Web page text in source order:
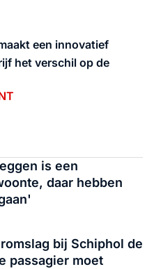
een innovatief
het verschil op de
is een
daar hebben
bij Schiphol de
passagier moet